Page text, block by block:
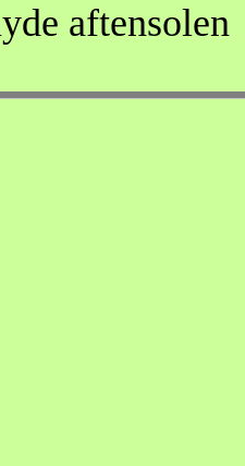
aftensolen